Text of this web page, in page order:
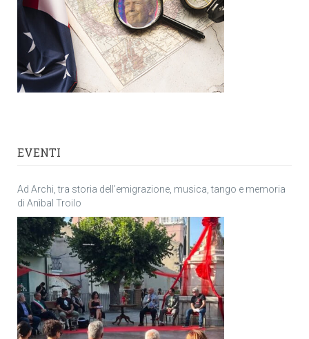
EVENTI
Ad Archi, tra storia dell’emigrazione, musica, tango e memoria
di Anìbal Troilo